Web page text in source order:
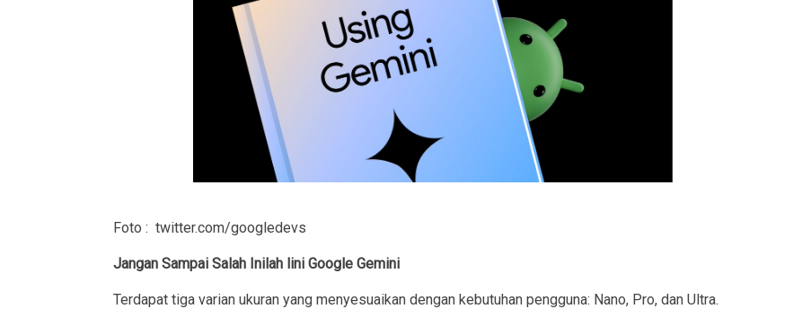
Foto : twitter.com/googledevs
Jangan Sampai Salah Inilah lini Google Gemini
Terdapat tiga varian ukuran yang menyesuaikan dengan kebutuhan pengguna: Nano, Pro, dan Ultra.